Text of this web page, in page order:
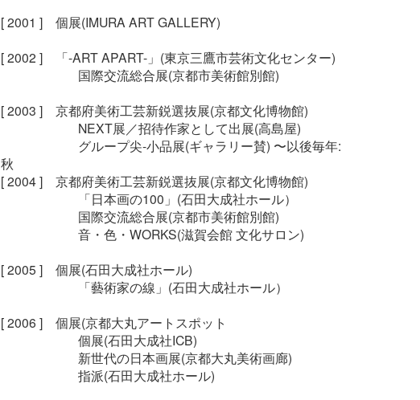
[ 2001 ]　個展(IMURA ART GALLERY)
[ 2002 ]　「-ART APART-」(東京三鷹市芸術文化センター)
国際交流総合展(京都市美術館別館)
[ 2003 ]　京都府美術工芸新鋭選抜展(京都文化博物館)
NEXT展／招待作家として出展(高島屋)
グループ尖-小品展(ギャラリー賛) 〜以後毎年:
秋
[ 2004 ]　京都府美術工芸新鋭選抜展(京都文化博物館)
「日本画の100」(石田大成社ホール）
国際交流総合展(京都市美術館別館)
音・色・WORKS(滋賀会館 文化サロン)
[ 2005 ]　個展(石田大成社ホール)
「藝術家の線」(石田大成社ホール）
[ 2006 ]　個展(京都大丸アートスポット
個展(石田大成社ICB)
新世代の日本画展(京都大丸美術画廊)
指派(石田大成社ホール)